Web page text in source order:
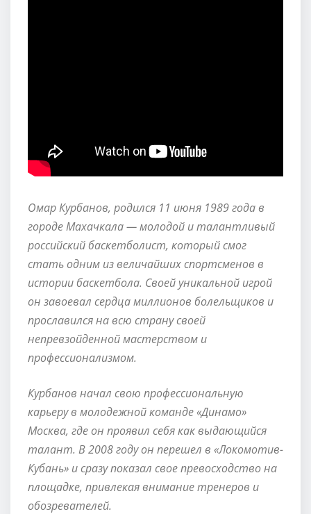
Омар Курбанов, родился 11 июня 1989 года в
городе Махачкала — молодой и талантливый
российский баскетболист, который смог
стать одним из величайших спортсменов в
истории баскетбола. Своей уникальной игрой
он завоевал сердца миллионов болельщиков и
прославился на всю страну своей
непревзойденной мастерством и
профессионализмом.
Курбанов начал свою профессиональную
карьеру в молодежной команде «Динамо»
Москва, где он проявил себя как выдающийся
талант. В 2008 году он перешел в «Локомотив-
Кубань» и сразу показал свое превосходство на
площадке, привлекая внимание тренеров и
обозревателей.